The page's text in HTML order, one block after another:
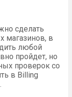
сделать
магазинов, в
любой
пройдет, но
проверок со
в Billing